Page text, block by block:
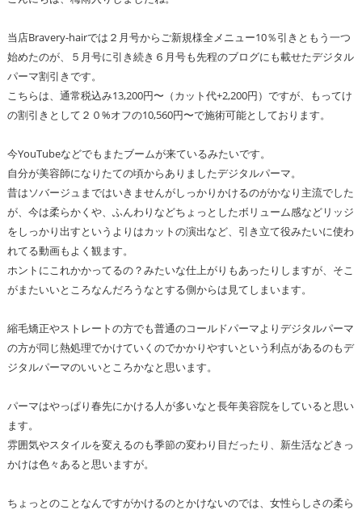
当店Bravery-hairでは２月号からご新規様全メニュー10％引きともう一つ
始めたのが、５月号に引き続き６月号も先程のブログにも載せたデジタル
パーマ割引きです。
こちらは、通常税込み13,200円〜（カット代+2,200円）ですが、もってけ
の割引きとして２０%オフの10,560円〜で施術可能としております。
今YouTubeなどでもまたブームが来ているみたいです。
自分が美容師になりたての頃からありましたデジタルパーマ。
昔はソバージュまではいきませんがしっかりかけるのがかなり主流でした
が、今は柔らかくや、ふんわりなどちょっとしたボリューム感などリッジ
をしっかり出すというよりはカットの演出など、引き立て役みたいに使わ
れてる動画もよく観ます。
ホントにこれかかってるの？みたいな仕上がりもあったりしますが、そこ
がまたいいところなんだろうなとする側からは見てしまいます。
縮毛矯正やストレートの方でも普通のコールドパーマよりデジタルパーマ
の方が同じ熱処理でかけていくのでかかりやすいという利点があるのもデ
ジタルパーマのいいところかなと思います。
パーマはやっぱり春先にかける人が多いなと長年美容院をしていると思い
ます。
雰囲気やスタイルを変えるのも季節の変わり目だったり、新生活などきっ
かけは色々あると思いますが。
ちょっとのことなんですがかけるのとかけないのでは、女性らしさの柔ら